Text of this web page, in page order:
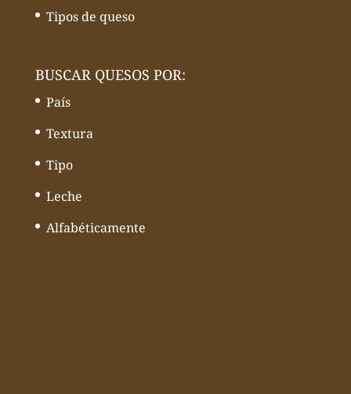
Tipos de queso
BUSCAR QUESOS POR:
País
Textura
Tipo
Leche
Alfabéticamente